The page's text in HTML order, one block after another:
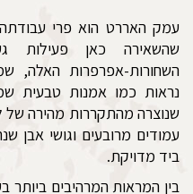
עמק האררט הוא פרי
שהשאירה כאן פעילות
השחורות-אפרפרות האלה,
נראות כמו אמנות טבעית
שנוצרה מהתקררות מהירה
עמודים מרובעים וגושי אבן
ביד מדויקת.
בין המראות המרהיבים ביותר